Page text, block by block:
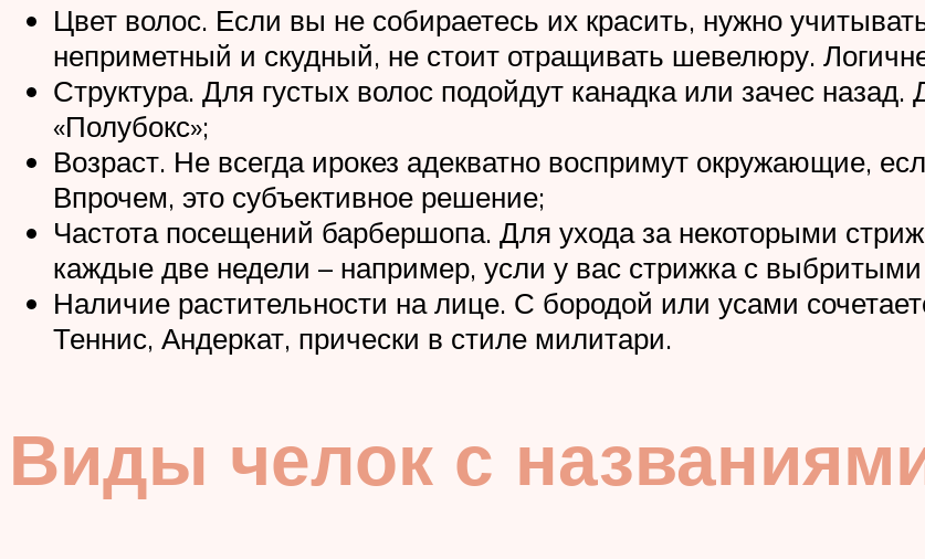
Цвет волос. Если вы не собираетесь их красить, нужно
неприметный и скудный, не стоит отращивать шевелюру.
Структура. Для густых волос подойдут канадка или зачес
«Полубокс»;
Возраст. Не всегда ирокез адекватно воспримут окружающие,
Впрочем, это субъективное решение;
Частота посещений барбершопа. Для ухода за некоторыми
каждые две недели – например, усли у вас стрижка с
Наличие растительности на лице. С бородой или усами
Теннис, Андеркат, прически в стиле милитари.
Виды челок с